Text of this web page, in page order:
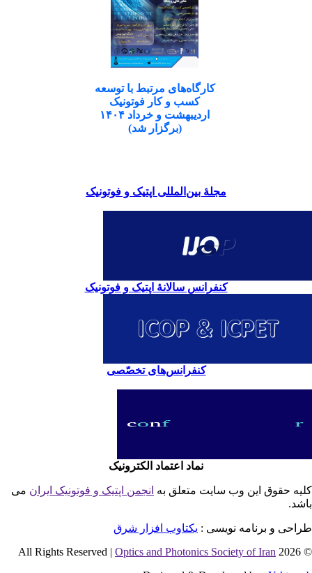
کارگاه‌های مرتبط با توسعه
کسب و کار فوتونیک
اردیبهشت و خرداد ۱۴۰۴
(برگزار شد)
مجلۀ بین‌المللی اپتیک و فوتونیک
کنفرانس سالانۀ اپتیک و فوتونیک
کنفرانس‌های تخصّصی
نماد اعتماد الکترونیک
حقوق این وب سایت متعلق بهانجمن اپتیک و فوتونیک ایران می
و برنامه نویسی : یکتاوب افزار شرق
©
Optics and Photonics Society of Iran